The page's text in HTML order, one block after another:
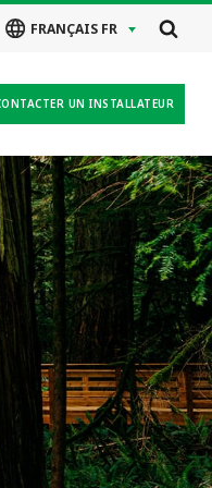
FRANÇAIS FR
UN INSTALLATEUR